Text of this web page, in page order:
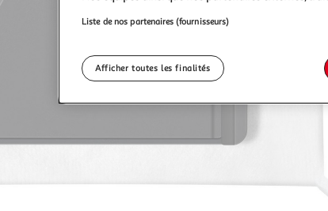
Liste de nos partenaires (fournisseurs)
Afficher toutes les finalités